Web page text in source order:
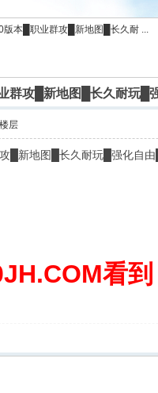
版本█职业群攻█新地图█长久耐 ...
群攻█新地图█长久耐玩█
层
█新地图█长久耐玩█强化自由█
看